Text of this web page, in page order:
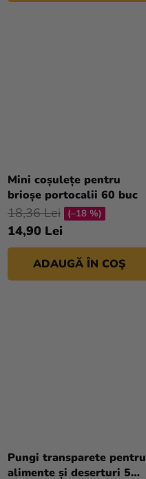
Mini coșulețe pentru
brioșe portocalii 60 buc
14,90 Lei
18,36 Lei (–18 %)
ADAUGĂ ÎN COŞ
Pungi transparete pentru
alimente și deserturi 5